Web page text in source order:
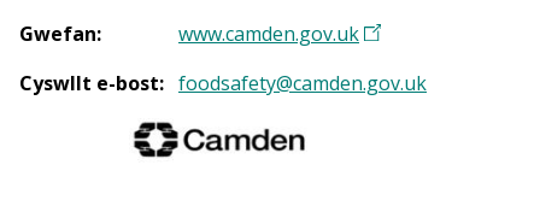
Gwefan: www.camden.gov.uk(
n
Cyswllt e-bost: foodsafety@camden.gov.uk